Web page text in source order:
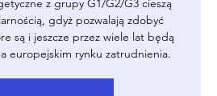
z grupy G1/G2/G3 cieszą
gdyż pozwalają zdobyć
są i jeszcze przez wiele lat będą
europejskim rynku zatrudnienia.